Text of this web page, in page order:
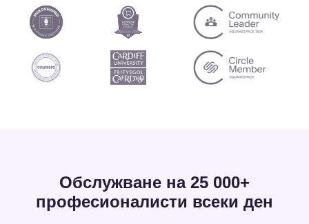
Обслужване на 25 000+
професионалисти всеки ден